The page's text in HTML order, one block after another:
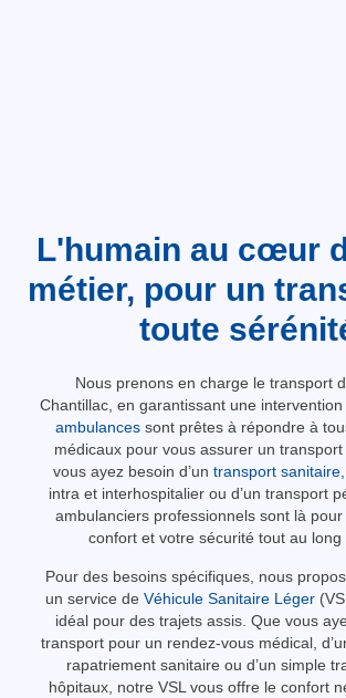
L'humain au cœur
métier, pour un
toute
Nous prenons en charge le transport
Chantillac, en garantissant une
ambulances sont prêtes à répondre à
médicaux pour vous assurer un
vous ayez besoin d’un transport sanitaire
intra et interhospitalier ou d’un transport
ambulanciers professionnels sont là
confort et votre sécurité tout au long
Pour des besoins spécifiques, nous
un service de Véhicule Sanitaire Léger
idéal pour des trajets assis. Que vous
transport pour un rendez-vous médical,
rapatriement sanitaire ou d’un simple
hôpitaux, notre VSL vous offre le confort